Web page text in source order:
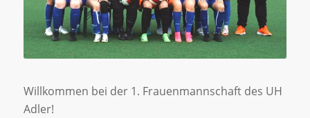
Willkommen bei der 1. Frauenmannschaft des UH
Adler!